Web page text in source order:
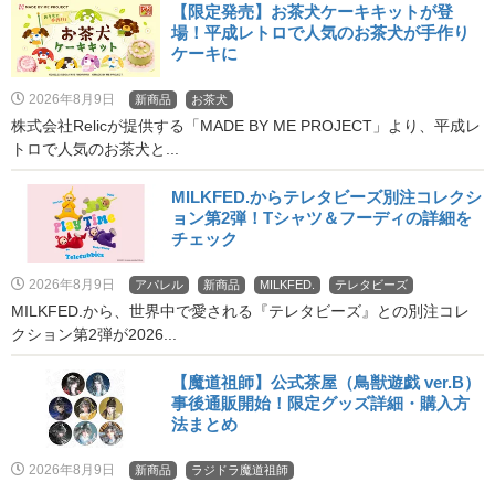
【限定発売】お茶犬ケーキキットが登
場！平成レトロで人気のお茶犬が手作り
ケーキに
2026年8月9日 新商品 お茶犬
株式会社Relicが提供する「MADE BY ME PROJECT」より、平成レ
トロで人気のお茶犬と...
MILKFED.からテレタビーズ別注コレクシ
ョン第2弾！Tシャツ＆フーディの詳細を
チェック
2026年8月9日 アパレル 新商品 MILKFED. テレタビーズ
MILKFED.から、世界中で愛される『テレタビーズ』との別注コレ
クション第2弾が2026...
【魔道祖師】公式茶屋（鳥獣遊戯 ver.B）
事後通販開始！限定グッズ詳細・購入方
法まとめ
2026年8月9日 新商品 ラジドラ魔道祖師